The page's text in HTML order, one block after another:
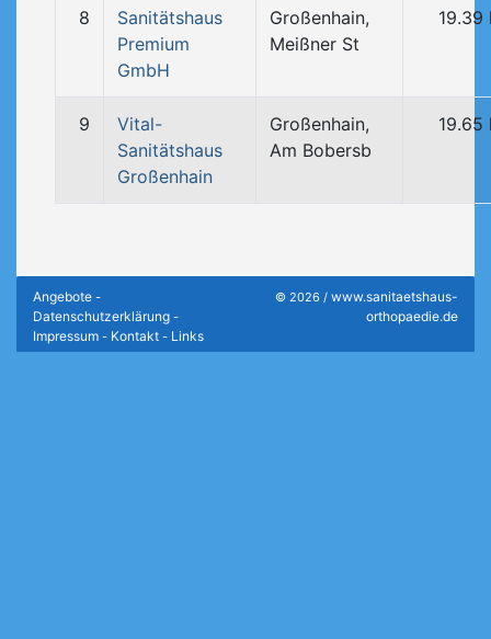
8
Sanitätshaus
Premium
GmbH
Großenhain,
Meißner St
19.39
9
Vital-
Sanitätshaus
Großenhain
Großenhain,
Am Bobersb
19.65
Angebote -
Datenschutzerklärung -
Impressum - Kontakt - Links
© 2026 / www.sanitaetshaus-
orthopaedie.de